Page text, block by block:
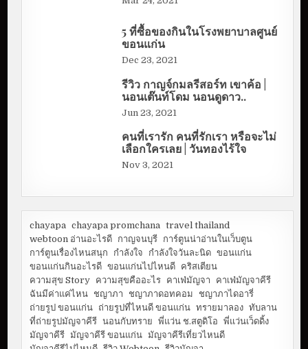
5 ที่ซื้อของกินในโรงพยาบาลศูนย์
ขอนแก่น
Dec 23, 2021
รีวิว กาญจ์กมลรีสอร์ท เขาค้อ |
นอนเต๊นท์โดม นอนดูดาว..
Jun 23, 2021
คนที่เรารัก คนที่รักเรา หรือจะไม่
เลือกใครเลย | วันทองไร้ใจ
Nov 3, 2021
chayapa chayapa promchana
travel thailand
webtoon อ่านอะไรดี กาญจนบุรี การ์ตูนน่าอ่านในเว็บตูน
การ์ตูนเรื่องไหนสนุก
กำลังใจ กำลังใจวันละนิด ขอนแก่น
ขอนแก่นกินอะไรดี ขอนแก่นไปไหนดี คริสเตียน
ความสุข Story ความสุขคืออะไร คาเฟ่มัญจา
คาเฟ่มัญจาคีรี
ฉันมีค่าแค่ไหน ชญาภา ชญาภาดอทคอม
ชญาภาไดอารี่
ถ่ายรูป ขอนแก่น ถ่ายรูปที่ไหนดี ขอนแก่น ทรายมาลอง ทับลาน
ที่ถ่ายรูปมัญจาคีรี นอนกับทราย พี่แว่น ช.สตูดิโอ
พี่แว่นเว็ดดิ้ง
มัญจาคีรี มัญจาคีรี ขอนแก่น มัญจาคีรีเที่ยวไหนดี